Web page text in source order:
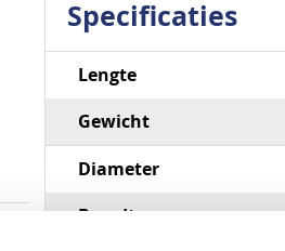
Specificaties
Specificaties
Lengte
Gewicht
Diameter
Breedte